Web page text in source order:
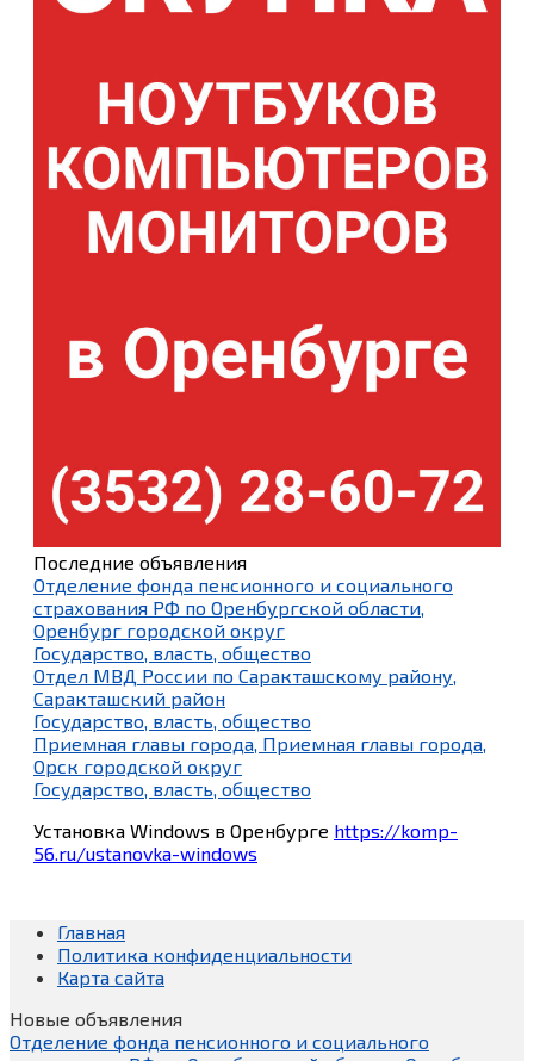
Последние объявления
Отделение фонда пенсионного и социального
страхования РФ по Оренбургской области,
Оренбург городской округ
Государство, власть, общество
Отдел МВД России по Саракташскому району,
Саракташский район
Государство, власть, общество
Приемная главы города, Приемная главы города,
Орск городской округ
Государство, власть, общество
Установка Windows в Оренбурге https://komp-
56.ru/ustanovka-windows
Главная
Политика конфиденциальности
Карта сайта
Новые объявления
Отделение фонда пенсионного и социального